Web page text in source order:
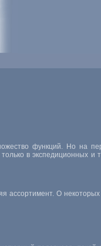
функций. Но на
в экспедиционных и
ассортимент. О